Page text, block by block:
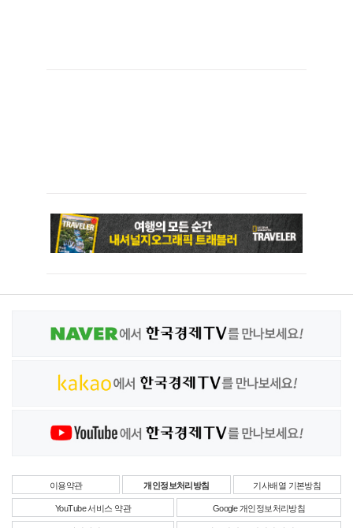
이용약관 개인정보처리방침 기사배열 기본방침
YouTube 서비스 약관 Google 개인정보처리방침